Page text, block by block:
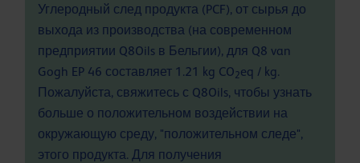
Углеродный след продукта (PCF), от сырья до
выхода из производства (на современном
предприятии Q8Oils в Бельгии), для Q8 van
Gogh EP 46 составляет 1.21 kg CO2eq / kg.
Пожалуйста, свяжитесь с Q8Oils, чтобы узнать
больше о положительном воздействии на
окружающую среду, "положительном следе",
этого продукта. Для получения